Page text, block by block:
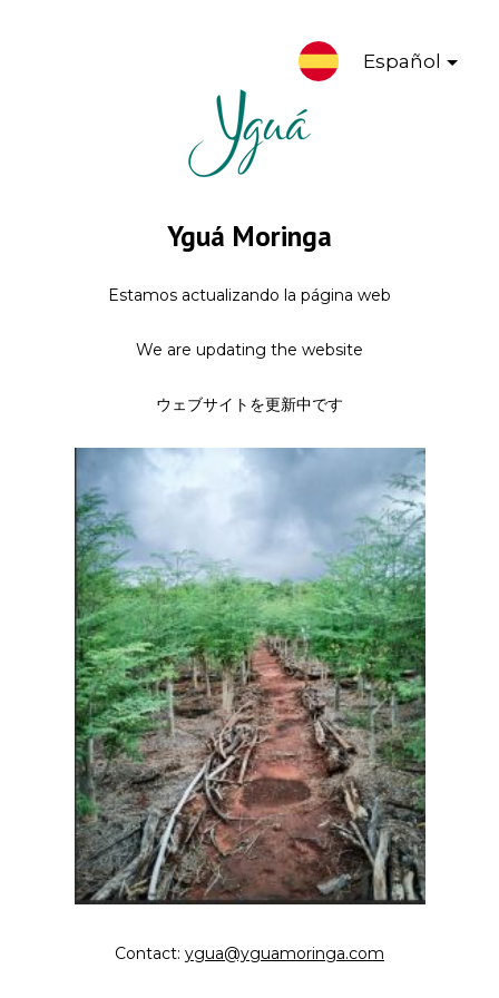
Español
Yguá Moringa
Estamos actualizando la página web
We are updating the website
ウェブサイトを更新中です
Contact: ygua@yguamoringa.com